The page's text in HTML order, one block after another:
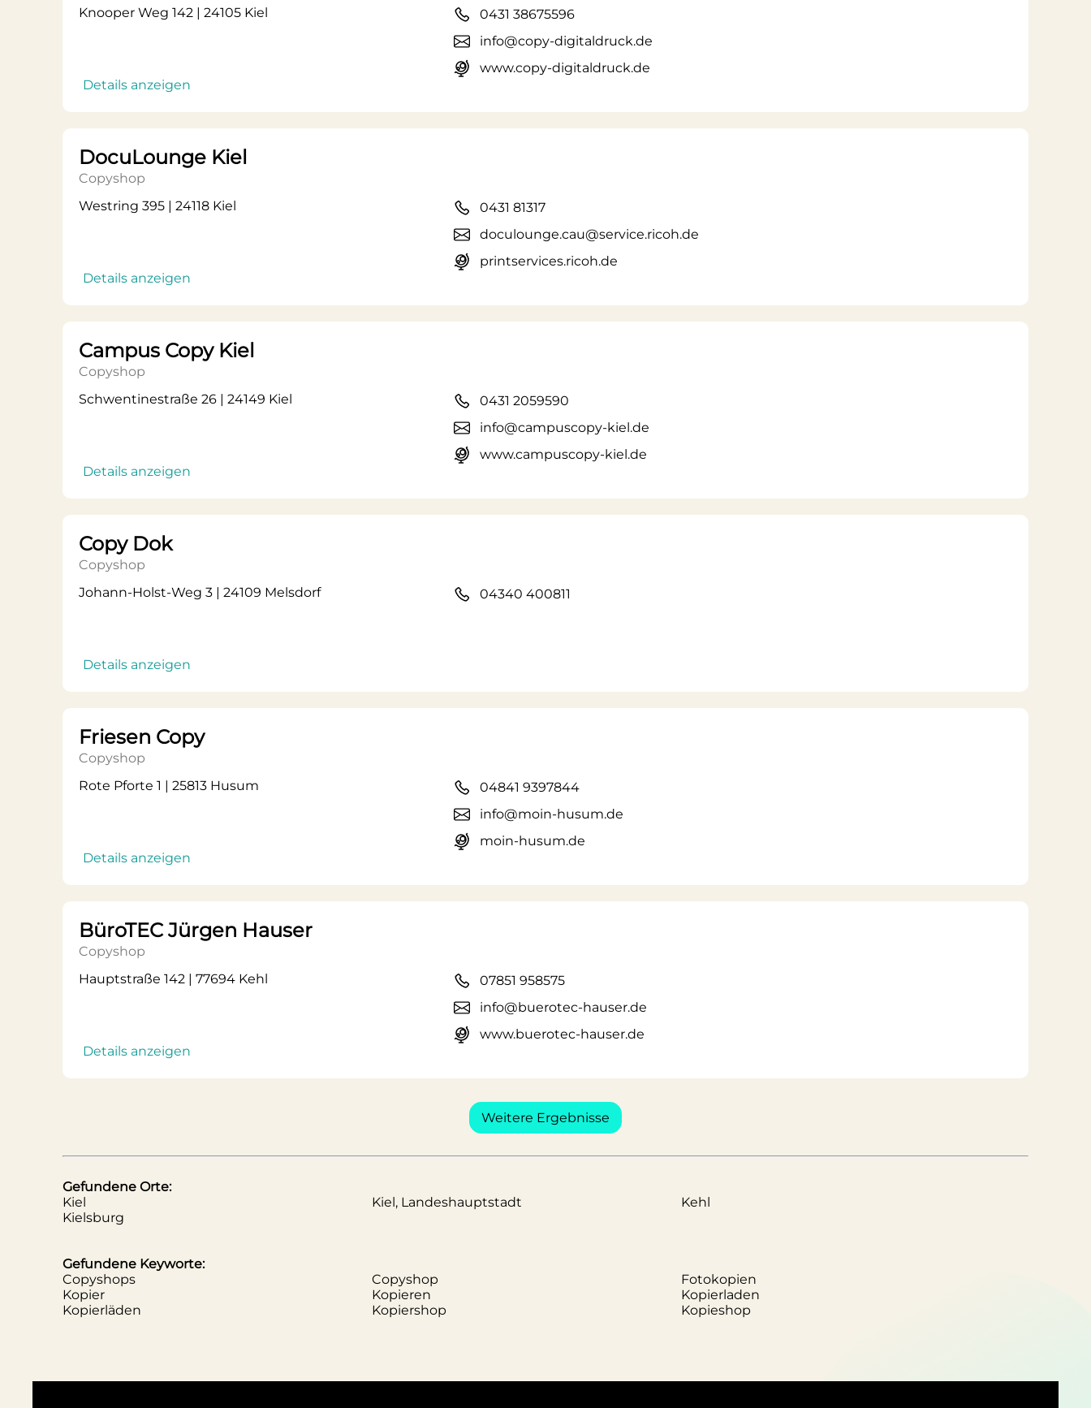
Knooper Weg 142 | 24105 Kiel
Details anzeigen
0431 38675596
info@copy-digitaldruck.de
www.copy-digitaldruck.de
DocuLounge Kiel
Copyshop
Westring 395 | 24118 Kiel
Details anzeigen
0431 81317
doculounge.cau@service.ricoh.de
printservices.ricoh.de
Campus Copy Kiel
Copyshop
Schwentinestraße 26 | 24149 Kiel
Details anzeigen
0431 2059590
info@campuscopy-kiel.de
www.campuscopy-kiel.de
Copy Dok
Copyshop
Johann-Holst-Weg 3 | 24109 Melsdorf
Details anzeigen
04340 400811
Friesen Copy
Copyshop
Rote Pforte 1 | 25813 Husum
Details anzeigen
04841 9397844
info@moin-husum.de
moin-husum.de
BüroTEC Jürgen Hauser
Copyshop
Hauptstraße 142 | 77694 Kehl
Details anzeigen
07851 958575
info@buerotec-hauser.de
www.buerotec-hauser.de
Weitere Ergebnisse
Gefundene Orte:
Kiel
Kiel, Landeshauptstadt
Kehl
Kielsburg
Gefundene Keyworte:
Copyshops
Copyshop
Fotokopien
Kopier
Kopieren
Kopierladen
Kopierläden
Kopiershop Kopieshop